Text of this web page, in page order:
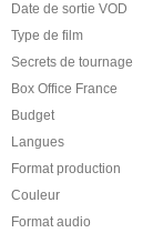
Date de sortie VOD
Type de film
Secrets de tournage
Box Office France
Budget
Langues
Format production
Couleur
Format audio